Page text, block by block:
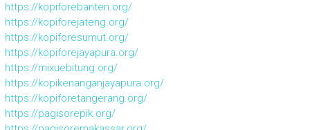
https://kopiforebanten.org/
https://kopiforejateng.org/
https://kopiforesumut.org/
https://kopiforejayapura.org/
https://mixuebitung.org/
https://kopikenanganjayapura.org/
https://kopiforetangerang.org/
https://pagisorepik.org/